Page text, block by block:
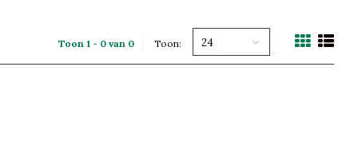
Toon 1 - 0 van 0 Toon: 24